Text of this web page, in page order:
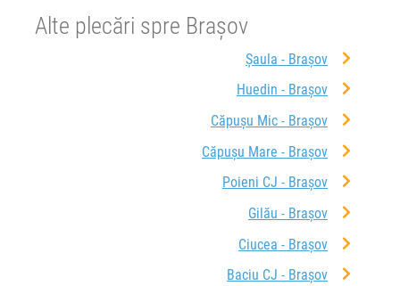
Alte plecări spre Brașov
Șaula - Brașov
Huedin - Brașov
Căpușu Mic - Brașov
Căpușu Mare - Brașov
Poieni CJ - Brașov
Gilău - Brașov
Ciucea - Brașov
Baciu CJ - Brașov